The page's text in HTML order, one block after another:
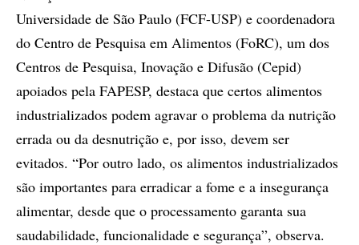
Universidade de São Paulo (FCF-USP) e coordenadora
do Centro de Pesquisa em Alimentos (FoRC), um dos
Centros de Pesquisa, Inovação e Difusão (Cepid)
apoiados pela FAPESP, destaca que certos alimentos
industrializados podem agravar o problema da nutrição
errada ou da desnutrição e, por isso, devem ser
evitados. “Por outro lado, os alimentos industrializados
são importantes para erradicar a fome e a insegurança
alimentar, desde que o processamento garanta sua
saudabilidade, funcionalidade e segurança”, observa.